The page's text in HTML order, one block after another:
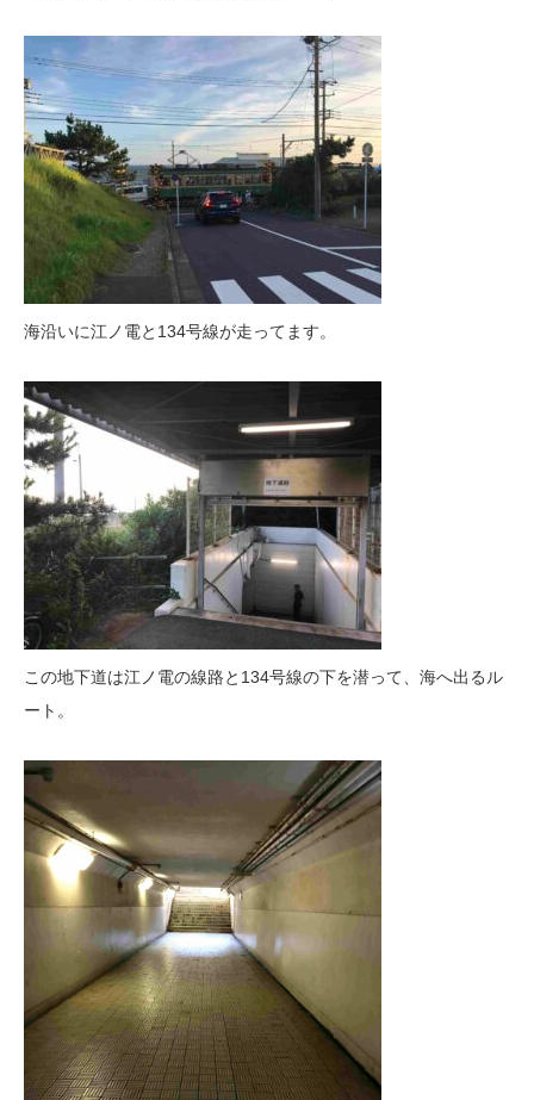
海沿いに江ノ電と134号線が走ってます。
この地下道は江ノ電の線路と134号線の下を潜って、海へ出るル
ート。